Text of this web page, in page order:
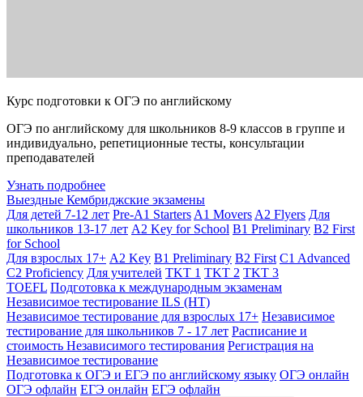
Курс подготовки к ОГЭ по английскому
ОГЭ по английскому для школьников 8-9 классов в группе и
индивидуально, репетиционные тесты, консультации
преподавателей
Узнать подробнее
Выездные Кембриджские экзамены
Для детей 7-12 лет Pre-A1 Starters A1 Movers A2 Flyers Для
школьников 13-17 лет A2 Key for School B1 Preliminary B2 First
for School
Для взрослых 17+ A2 Key B1 Preliminary B2 First C1 Advanced
C2 Proficiency Для учителей TKT 1 TKT 2 TKT 3
TOEFL Подготовка к международным экзаменам
Независимое тестирование ILS (НТ)
Независимое тестирование для взрослых 17+ Независимое
тестирование для школьников 7 - 17 лет Расписание и
стоимость Независимого тестирования Регистрация на
Независимое тестирование
Подготовка к ОГЭ и ЕГЭ по английскому языку ОГЭ онлайн
ОГЭ офлайн ЕГЭ онлайн ЕГЭ офлайн